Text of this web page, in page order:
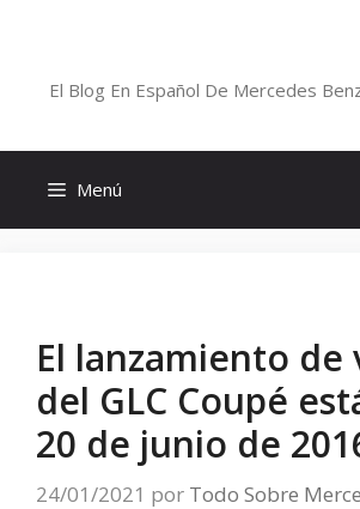
El Blog En Español De Mercedes
Menú
El lanzamiento de
del GLC Coupé
20 de junio de
24/01/2021 por Todo Sobre